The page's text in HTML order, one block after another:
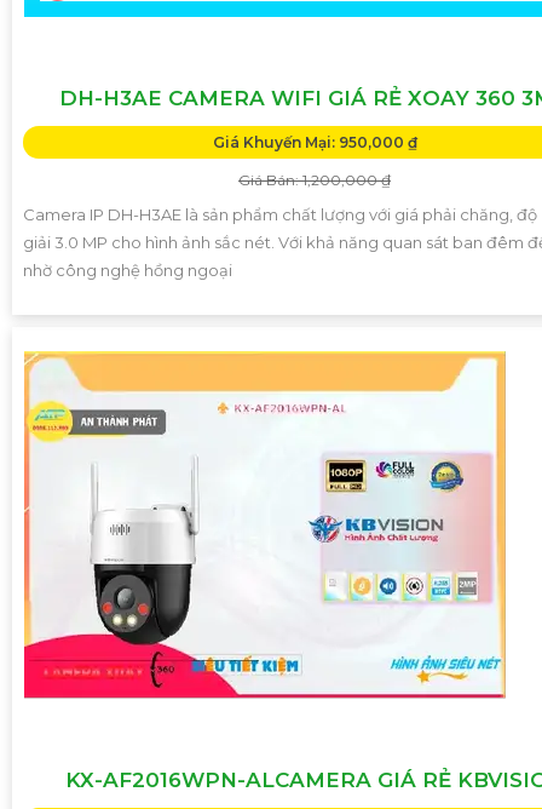
DH-H3AE CAMERA WIFI GIÁ RẺ XOAY 360
Giá Khuyến Mại: 950,000 ₫
Giá Bán: 1,200,000 ₫
Camera IP DH-H3AE là sản phẩm chất lượng với giá phải chăng, độ
giải 3.0 MP cho hình ảnh sắc nét. Với khả năng quan sát ban đêm
nhờ công nghệ hồng ngoại
KX-AF2016WPN-ALCAMERA GIÁ RẺ